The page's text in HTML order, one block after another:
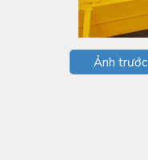
Ảnh trước